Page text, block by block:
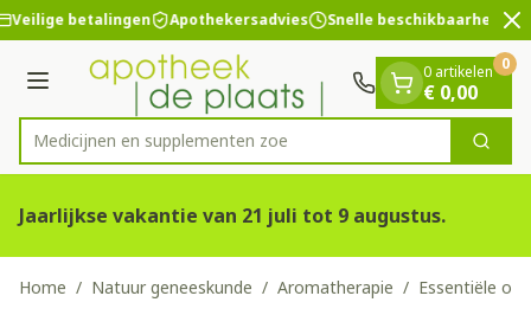
Ga naar de inhoud
2 van 2
Veilige betalingen Apothekersadvies Snelle beschikbaarheid
Menu
Product, merk, categorie...
Medicijnen en Zoek
0 artikelen
€ 0,00
0
Jaarlijkse vakantie van 21 juli tot 9 augustus.
Home / Natuur geneeskunde / Aromatherapie / Essentiële